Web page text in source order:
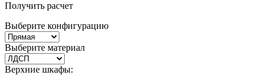
Получить расчет
Выберите конфигурацию
Выберите материал
Верхние шкафы: